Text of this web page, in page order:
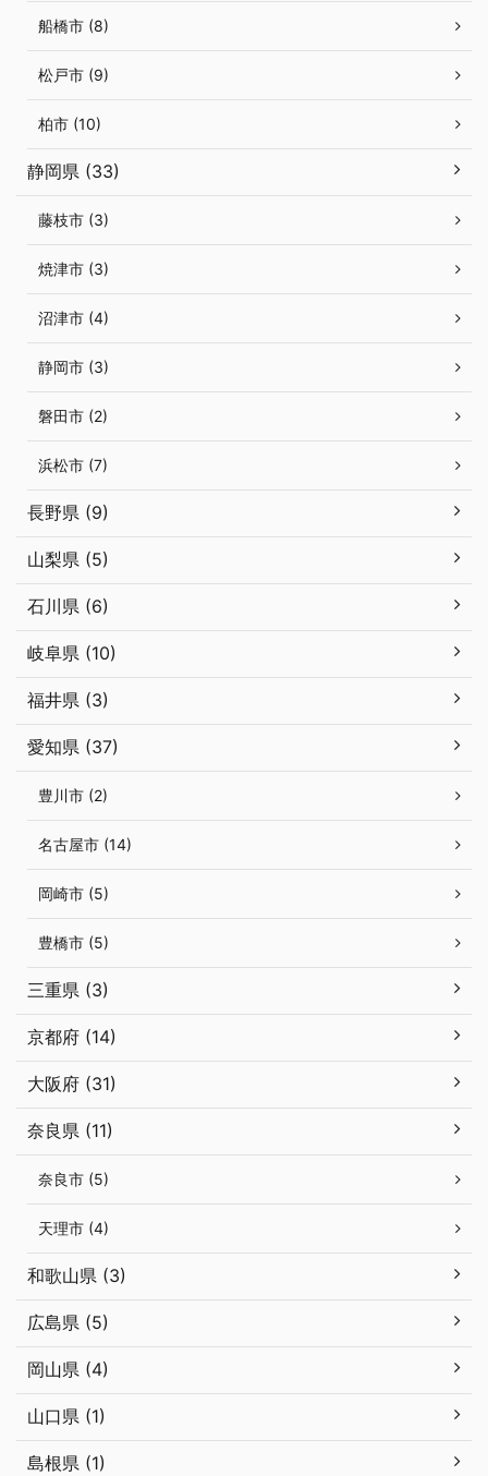
船橋市 (8)
松戸市 (9)
柏市 (10)
静岡県 (33)
藤枝市 (3)
焼津市 (3)
沼津市 (4)
静岡市 (3)
磐田市 (2)
浜松市 (7)
長野県 (9)
山梨県 (5)
石川県 (6)
岐阜県 (10)
福井県 (3)
愛知県 (37)
豊川市 (2)
名古屋市 (14)
岡崎市 (5)
豊橋市 (5)
三重県 (3)
京都府 (14)
大阪府 (31)
奈良県 (11)
奈良市 (5)
天理市 (4)
和歌山県 (3)
広島県 (5)
岡山県 (4)
山口県 (1)
島根県 (1)